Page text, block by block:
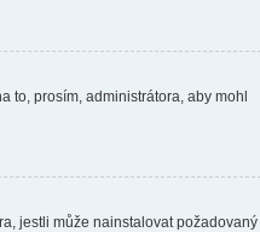
to, prosím, administrátora, aby mohl
jestli může nainstalovat požadovaný